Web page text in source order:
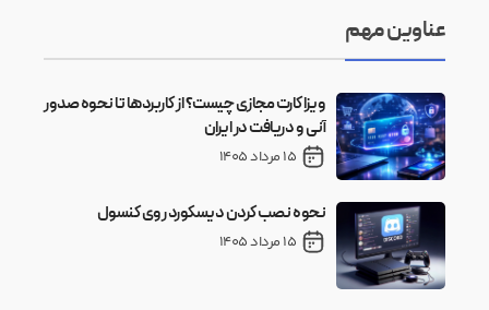
عناوین مهم
ویزا کارت مجازی چیست؟ از کاربردها تا نحوه صدور
آنی و دریافت در ایران
15 مرداد 1405
نحوه نصب کردن دیسکورد روی کنسول
15 مرداد 1405